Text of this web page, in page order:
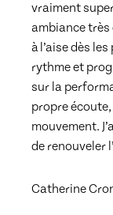
vraiment
ambiance très
à l’aise dès
rythme et
sur la
propre
mouvement.
de renouveler
Catherine